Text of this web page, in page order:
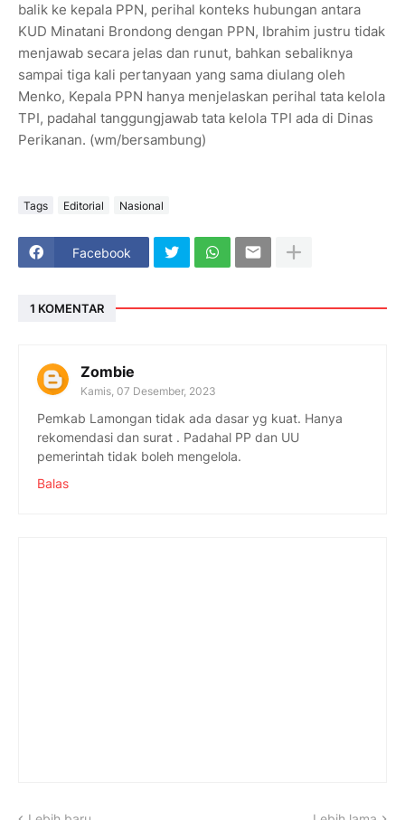
balik ke kepala PPN, perihal konteks hubungan antara
KUD Minatani Brondong dengan PPN, Ibrahim justru tidak
menjawab secara jelas dan runut, bahkan sebaliknya
sampai tiga kali pertanyaan yang sama diulang oleh
Menko, Kepala PPN hanya menjelaskan perihal tata kelola
TPI, padahal tanggungjawab tata kelola TPI ada di Dinas
Perikanan. (wm/bersambung)
Tags Editorial Nasional
Facebook
1 KOMENTAR
Zombie
Kamis, 07 Desember, 2023
Pemkab Lamongan tidak ada dasar yg kuat. Hanya
rekomendasi dan surat . Padahal PP dan UU
pemerintah tidak boleh mengelola.
Balas